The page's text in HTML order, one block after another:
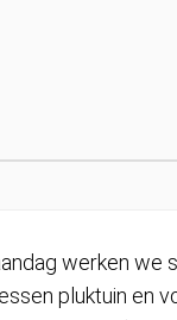
werken we
pluktuin en